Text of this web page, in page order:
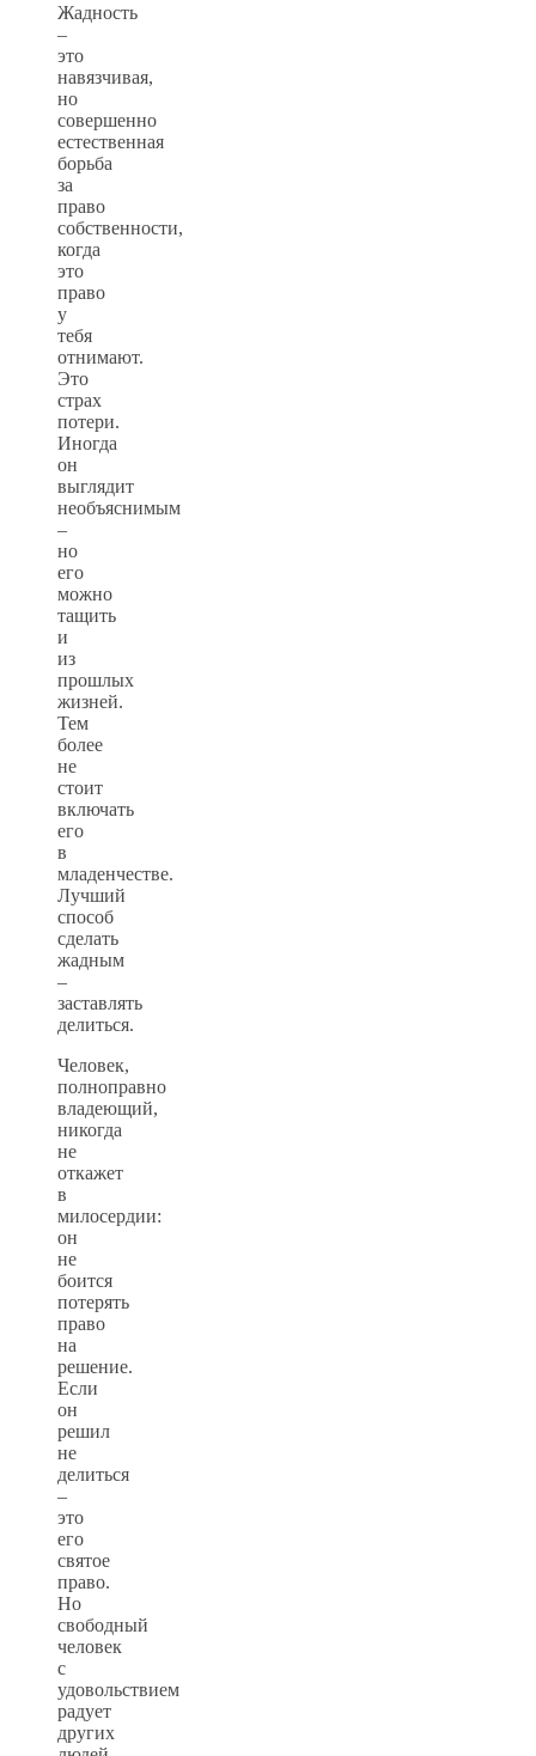
Жадность
–
это
навязчивая,
но
совершенно
естественная
борьба
за
право
собственности,
когда
это
право
у
тебя
отнимают.
Это
страх
потери.
Иногда
он
выглядит
необъяснимым
–
но
его
можно
тащить
и
из
прошлых
жизней.
Тем
более
не
стоит
включать
его
в
младенчестве.
Лучший
способ
сделать
жадным
–
заставлять
делиться.
Человек,
полноправно
владеющий,
никогда
не
откажет
в
милосердии:
он
не
боится
потерять
право
на
решение.
Если
он
решил
не
делиться
–
это
его
святое
право.
Но
свободный
человек
с
удовольствием
радует
других